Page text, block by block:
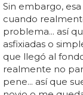
Sin embargo,
cuando
problema... así
asfixiadas o
que llegó al
realmente no
pene... así que